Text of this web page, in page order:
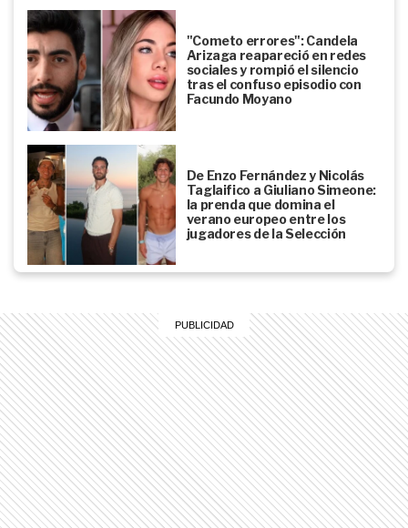
"Cometo errores": Candela
Arizaga reapareció en redes
sociales y rompió el silencio
tras el confuso episodio con
Facundo Moyano
De Enzo Fernández y Nicolás
Taglaifico a Giuliano Simeone:
la prenda que domina el
verano europeo entre los
jugadores de la Selección